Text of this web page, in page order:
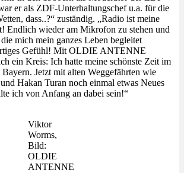
er als ZDF-Unterhaltungschef u.a. für die
dass..?“ zuständig. „Radio ist meine
Endlich wieder am Mikrofon zu stehen und
mich mein ganzes Leben begleitet
Gefühl! Mit OLDIE ANTENNE
ein Kreis: Ich hatte meine schönste Zeit im
Jetzt mit alten Weggefährten wie
Hakan Turan noch einmal etwas Neues
ich von Anfang an dabei sein!“
Viktor
Worms,
Bild:
OLDIE
ANTENNE